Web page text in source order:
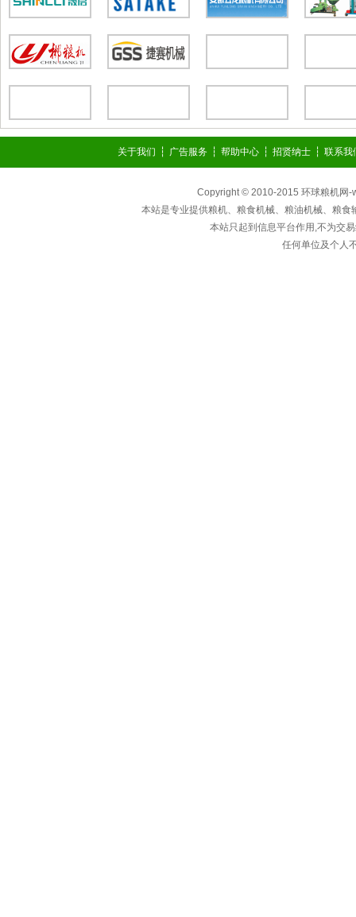
关于我们 ┆ 广告服务 ┆ 帮助中心 ┆ 招贤纳士 ┆ 联系我
Copyright © 2010-2015 环球粮机网-
本站是专业提供粮机、粮食机械、粮油机械、粮
本站只起到信息平台作用,不为交
任何单位及个人